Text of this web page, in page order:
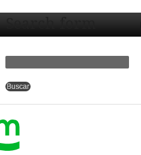
Search form